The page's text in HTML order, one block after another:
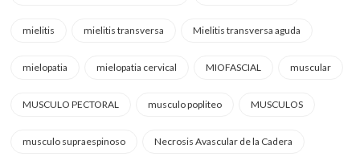
mielitis mielitis transversa Mielitis transversa aguda
mielopatia mielopatia cervical MIOFASCIAL muscular
MUSCULO PECTORAL musculo popliteo MUSCULOS
musculo supraespinoso Necrosis Avascular de la Cadera